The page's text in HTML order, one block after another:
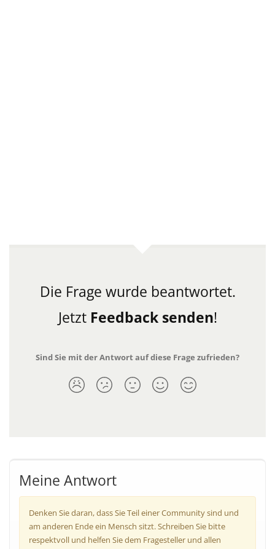
Die Frage wurde beantwortet.
Jetzt Feedback senden!
Sind Sie mit der Antwort auf diese Frage zufrieden?
Meine Antwort
Denken Sie daran, dass Sie Teil einer Community sind und
am anderen Ende ein Mensch sitzt. Schreiben Sie bitte
respektvoll und helfen Sie dem Fragesteller und allen